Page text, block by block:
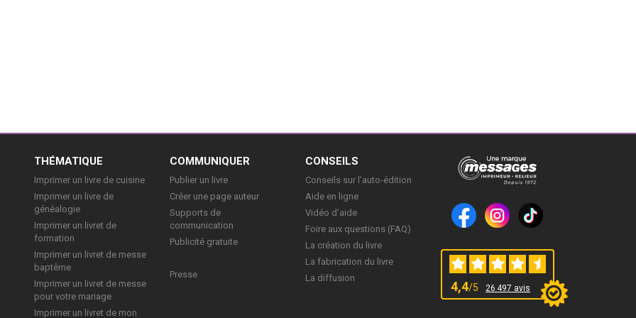
THÉMATIQUE
Imprimer un livre de cuisine
Imprimer un livre de
généalogie
Imprimer un livret de
formation
Imprimer un livret de messe
baptême
Imprimer un livret de messe
pour votre mariage
Imprimer un livret de mon
COMMUNIQUER
Publier un livre
Créer une page auteur
Supports de
communication
Publicité gratuite
Presse
CONSEILS
Conseils sur l’auto-édition
Aide en ligne
Vidéo d’aide
Foire aux questions (FAQ)
La création du livre
La fabrication du livre
La diffusion
4,4/5 26 497 avis